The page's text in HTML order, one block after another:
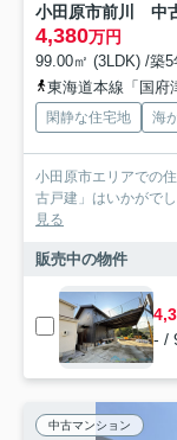
小田原市前川 中
4,380万円
99.00㎡ (3LDK) /築
東海道本線「国府
閑静な住宅地 海
小田原市エリアでの
古戸建」はいかがで
見る
販売中の物件
- /
中古マンション